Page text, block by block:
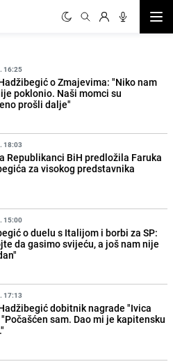
16:25
o Zmajevima: "Niko nam
poklonio. Naši momci su
prošli dalje"
18:03
Republikanci BiH predložila Faruka
za visokog predstavnika
15:00
o duelu s Italijom i borbi za SP:
da gasimo svijeću, a još nam nije
17:13
dobitnik nagrade "Ivica
sam. Dao mi je kapitensku